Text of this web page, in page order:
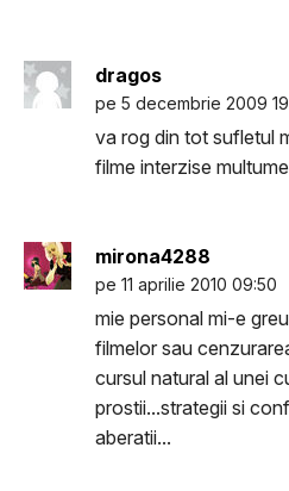
dragos
pe 5 decembrie 2009
va rog din tot sufletul
filme interzise
mirona4288
pe 11 aprilie 2010 09:50
mie personal mi-e
filmelor sau
cursul natural al unei
prostii...strategii si
aberatii...